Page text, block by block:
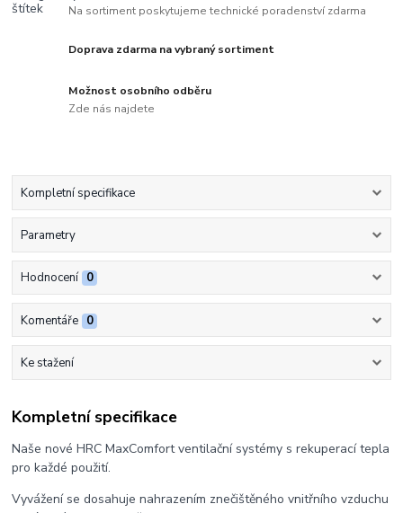
Na sortiment poskytujeme technické poradenství zdarma
Doprava zdarma na vybraný sortiment
Možnost osobního odběru
Zde nás najdete
Kompletní specifikace
Parametry
Hodnocení 0
Komentáře 0
Ke stažení
Kompletní specifikace
Naše nové HRC MaxComfort ventilační systémy s rekuperací tepla
pro každé použití.
Vyvážení se dosahuje nahrazením znečištěného vnitřního vzduchu